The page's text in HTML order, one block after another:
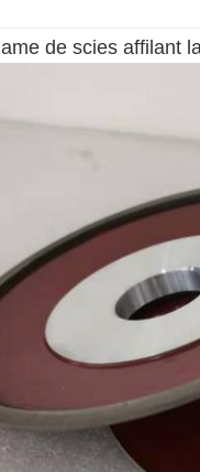
lame de scies affilant